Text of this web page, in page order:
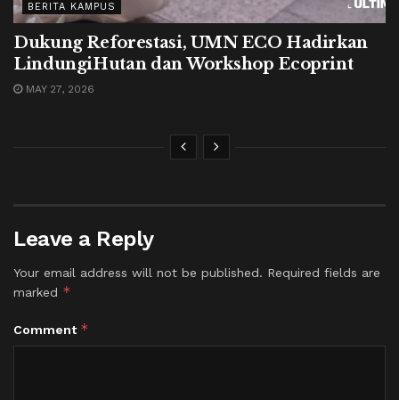
BERITA KAMPUS
Dukung Reforestasi, UMN ECO Hadirkan
LindungiHutan dan Workshop Ecoprint
MAY 27, 2026
Leave a Reply
Your email address will not be published. Required fields are
marked *
Comment *